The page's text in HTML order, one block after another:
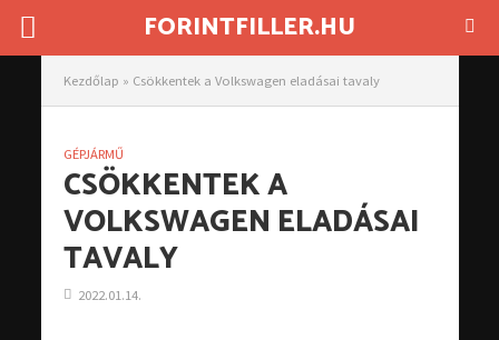
FORINTFILLER.HU
Kezdőlap » Csökkentek a Volkswagen eladásai tavaly
GÉPJÁRMŰ
CSÖKKENTEK A
VOLKSWAGEN ELADÁSAI
TAVALY
2022.01.14.